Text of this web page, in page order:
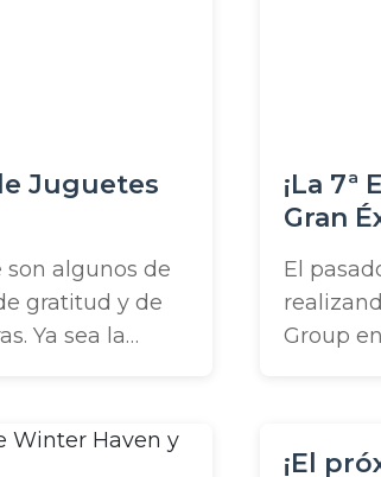
Juguetes
algunos de
gratitud y de
Ya sea la
para retribuir a
¡La
Gran
El
Group
¡El